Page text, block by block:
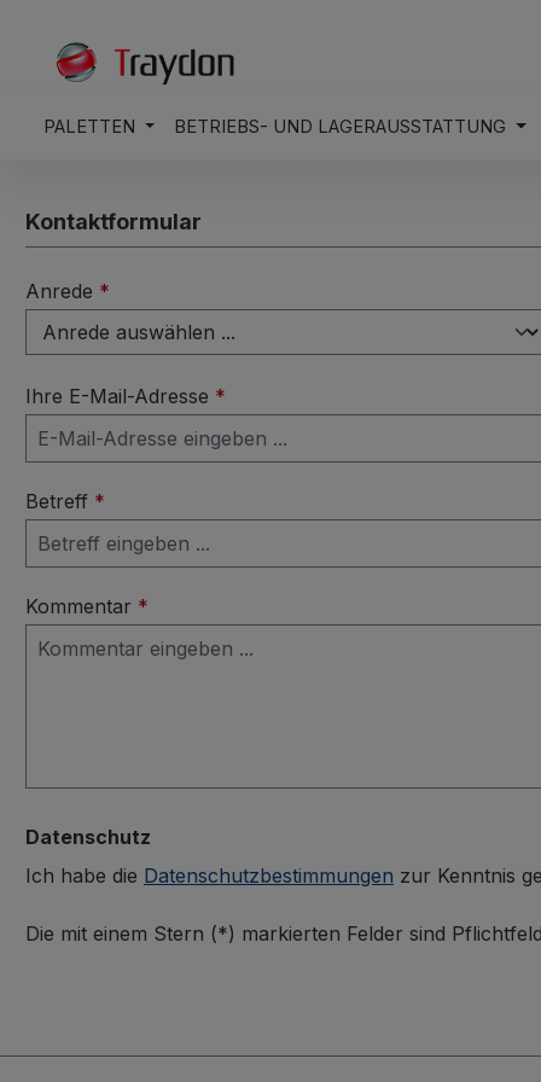
PALETTEN BETRIEBS- UND LAGERAUSSTATTUNG
Kontaktformular
Anrede *
Ihre E-Mail-Adresse *
Betreff *
Kommentar *
Datenschutz
Ich habe die Datenschutzbestimmungen zur Kenntnis
Die mit einem Stern (*) markierten Felder sind